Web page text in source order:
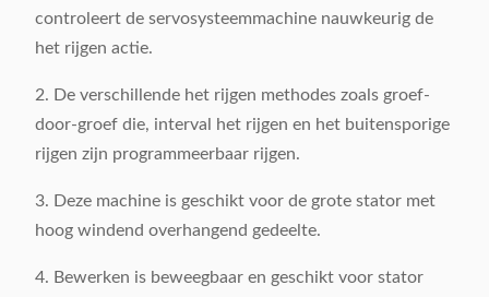
controleert de servosysteemmachine nauwkeurig de
het rijgen actie.
2. De verschillende het rijgen methodes zoals groef-
door-groef die, interval het rijgen en het buitensporige
rijgen zijn programmeerbaar rijgen.
3. Deze machine is geschikt voor de grote stator met
hoog windend overhangend gedeelte.
4. Bewerken is beweegbaar en geschikt voor stator